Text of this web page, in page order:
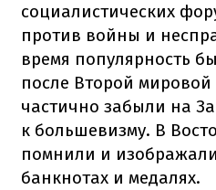
социалистических
против войны и
время популярность
после Второй
частично забыли на
к большевизму. В
помнили и
банкнотах и медалях.